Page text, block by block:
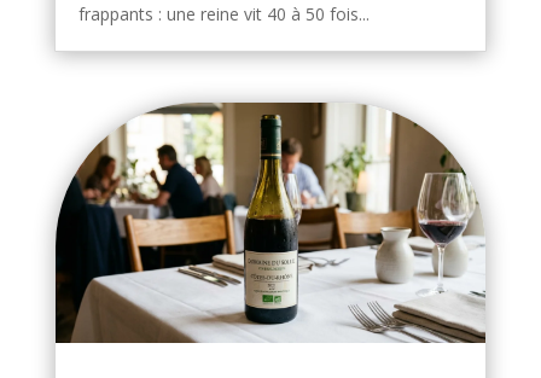
frappants : une reine vit 40 à 50 fois...